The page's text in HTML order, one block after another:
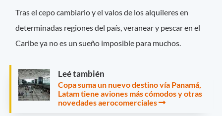
Tras el cepo cambiario y el valos de los alquileres en
determinadas regiones del país, veranear y pescar en el
Caribe ya no es un sueño imposible para muchos.
Leé también
Copa suma un nuevo destino vía Panamá,
Latam tiene aviones más cómodos y otras
novedades aerocomerciales